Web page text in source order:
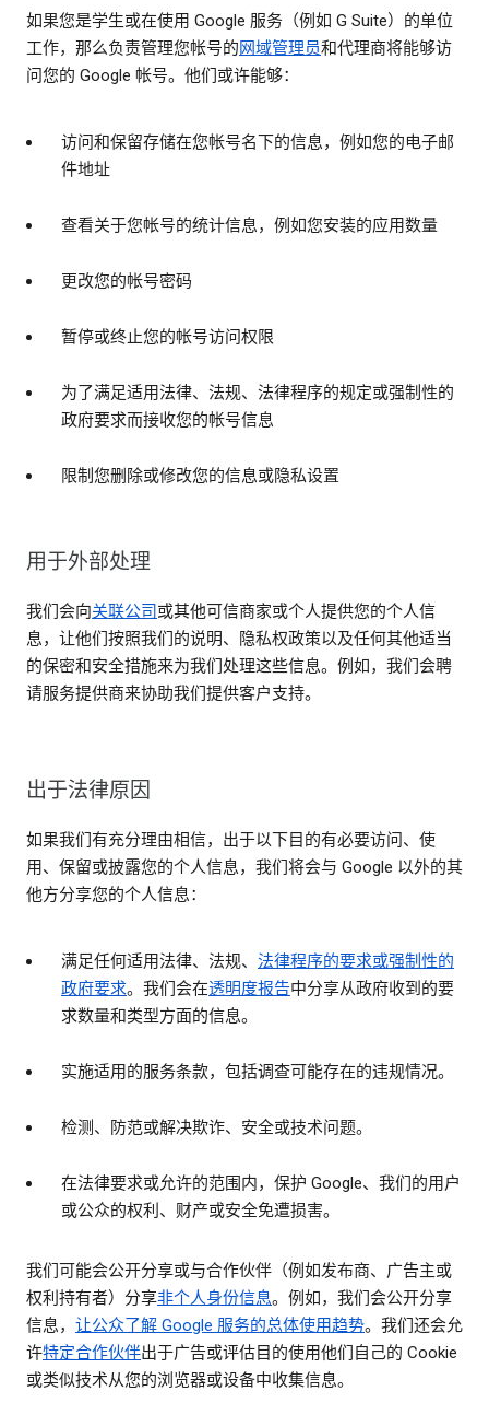
如果您是学生或在使用 Google 服务（例如 G Suite）的单位
工作，那么负责管理您帐号的网域管理员和代理商将能够访
问您的 Google 帐号。他们或许能够：
访问和保留存储在您帐号名下的信息，例如您的电子邮
件地址
查看关于您帐号的统计信息，例如您安装的应用数量
更改您的帐号密码
暂停或终止您的帐号访问权限
为了满足适用法律、法规、法律程序的规定或强制性的
政府要求而接收您的帐号信息
限制您删除或修改您的信息或隐私设置
用于外部处理
我们会向关联公司 或其他可信商家或个人提供您的个人信
息，让他们按照我们的说明、隐私权政策以及任何其他适当
的保密和安全措施来为我们处理这些信息。例如，我们会聘
请服务提供商来协助我们提供客户支持。
出于法律原因
如果我们有充分理由相信，出于以下目的有必要访问、使
用、保留或披露您的个人信息，我们将会与 Google 以外的其
他方分享您的个人信息：
满足任何适用法律、法规、 法律程序的要求或强制性的
政府要求。我们会在透明度报告中分享从政府收到的要
求数量和类型方面的信息。
实施适用的服务条款，包括调查可能存在的违规情况。
检测、防范或解决欺诈、安全或技术问题。
在法律要求或允许的范围内，保护 Google、我们的用户
或公众的权利、财产或安全免遭损害。
我们可能会公开分享或与合作伙伴（例如发布商、广告主或
权利持有者）分享非个人身份信息。例如，我们会公开分享
信息， 让公众了解 Google 服务的总体使用趋势。我们还会允
许特定合作伙伴出于广告或评估目的使用他们自己的 Cookie
或类似技术从您的浏览器或设备中收集信息。